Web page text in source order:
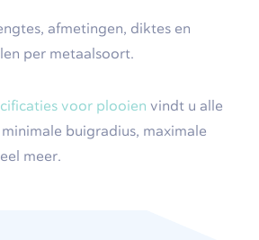
afmetingen, diktes en
per metaalsoort.
voor plooien vindt u alle
buigradius, maximale
meer.